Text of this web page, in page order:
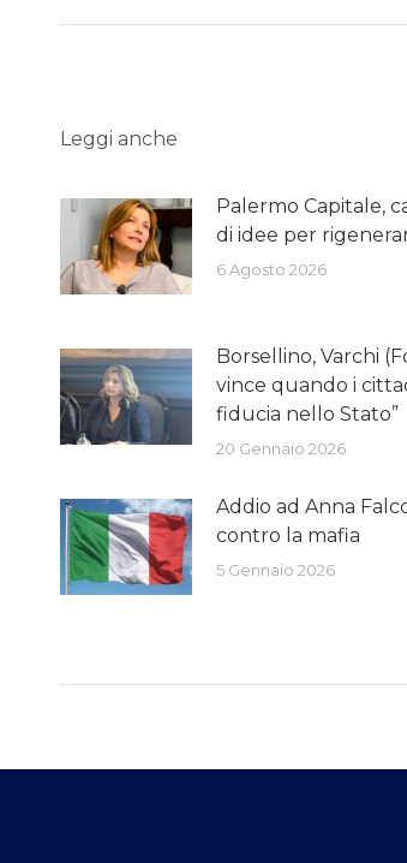
Leggi anche
Palermo Capitale,
di idee per
6 Agosto 2026
Borsellino, Varchi
vince quando i
fiducia nello Stato”
20 Gennaio 2026
Addio ad Anna
contro la mafia
5 Gennaio 2026